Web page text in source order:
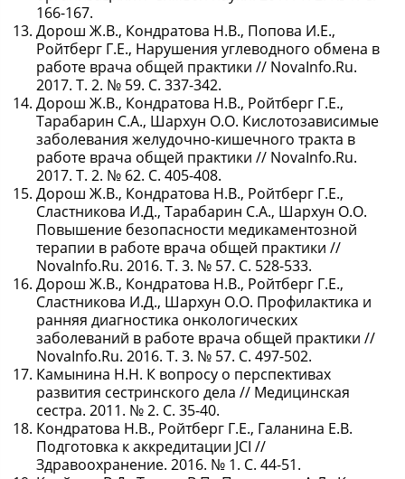
166-167.
Дорош Ж.В., Кондратова Н.В., Попова И.Е.,
Ройтберг Г.Е., Нарушения углеводного обмена в
работе врача общей практики // NovaInfo.Ru.
2017. Т. 2. № 59. С. 337-342.
Дорош Ж.В., Кондратова Н.В., Ройтберг Г.Е.,
Тарабарин С.А., Шархун О.О. Кислотозависимые
заболевания желудочно-кишечного тракта в
работе врача общей практики // NovaInfo.Ru.
2017. Т. 2. № 62. С. 405-408.
Дорош Ж.В., Кондратова Н.В., Ройтберг Г.Е.,
Сластникова И.Д., Тарабарин С.А., Шархун О.О.
Повышение безопасности медикаментозной
терапии в работе врача общей практики //
NovaInfo.Ru. 2016. Т. 3. № 57. С. 528-533.
Дорош Ж.В., Кондратова Н.В., Ройтберг Г.Е.,
Сластникова И.Д., Шархун О.О. Профилактика и
ранняя диагностика онкологических
заболеваний в работе врача общей практики //
NovaInfo.Ru. 2016. Т. 3. № 57. С. 497-502.
Камынина Н.Н. К вопросу о перспективах
развития сестринского дела // Медицинская
сестра. 2011. № 2. С. 35-40.
Кондратова Н.В., Ройтберг Г.Е., Галанина Е.В.
Подготовка к аккредитации JCI //
Здравоохранение. 2016. № 1. С. 44-51.